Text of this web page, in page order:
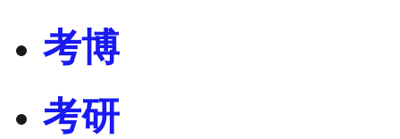
考博
考研